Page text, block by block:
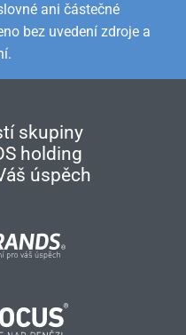
ani částečné
bez uvedení zdroje a
skupiny
holding
úspěch